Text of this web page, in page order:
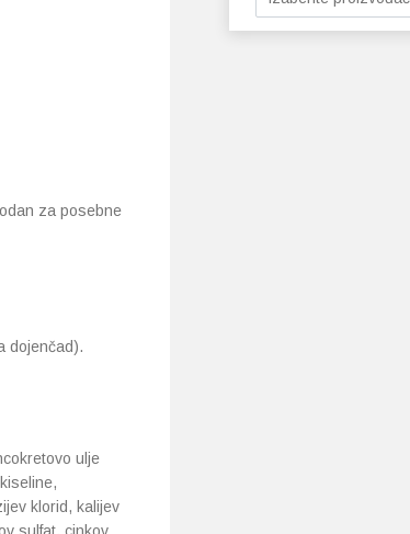
za posebne
dojenčad).
ulje
klorid, kalijev